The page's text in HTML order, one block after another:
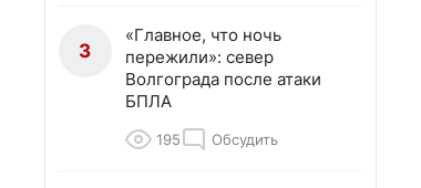
3
«Главное, что ночь
пережили»: север
Волгограда после атаки
БПЛА
195 Обсудить